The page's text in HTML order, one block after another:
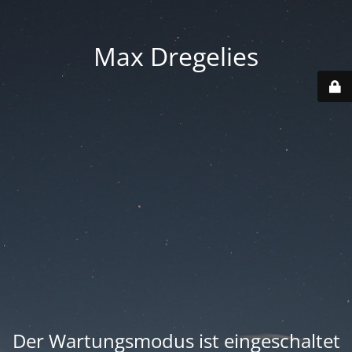
Max Dregelies
Der Wartungsmodus ist eingeschaltet